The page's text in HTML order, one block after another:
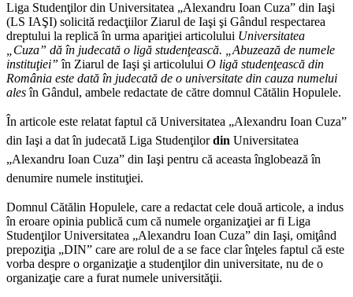
Liga Studenţilor din Universitatea „Alexandru Ioan Cuza” din Iaşi
(LS IAŞI) solicită redacţiilor Ziarul de Iaşi şi Gândul respectarea
dreptului la replică în urma apariţiei articolului Universitatea
„Cuza” dă în judecată o ligă studenţească. „Abuzează de numele
instituţiei” în Ziarul de Iaşi şi articolului O ligă studenţească din
România este dată în judecată de o universitate din cauza numelui
alesîn Gândul, ambele redactate de către domnul Cătălin Hopulele.
În articole este relatat faptul că Universitatea „Alexandru Ioan Cuza”
din Iaşi a dat în judecată Liga Studenţilordin Universitatea
„Alexandru Ioan Cuza” din Iaşi pentru că aceasta înglobează în
denumire numele instituţiei.
Domnul Cătălin Hopulele, care a redactat cele două articole, a indus
în eroare opinia publică cum că numele organizaţiei ar fi Liga
Studenţilor Universitatea „Alexandru Ioan Cuza” din Iaşi, omiţând
prepoziţia „DIN” care are rolul de a se face clar înţeles faptul că este
vorba despre o organizaţie a studenţilor din universitate, nu de o
organizaţie care a furat numele universităţii.